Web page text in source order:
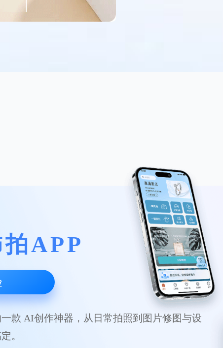
APP
款 AI创作神器，从日常拍照到图片修图与设
。